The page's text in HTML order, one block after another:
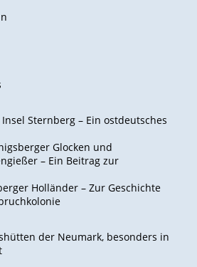
Sternberg – Ein ostdeutsches
Glocken und
– Ein Beitrag zur
Holländer – Zur Geschichte
der Neumark, besonders in